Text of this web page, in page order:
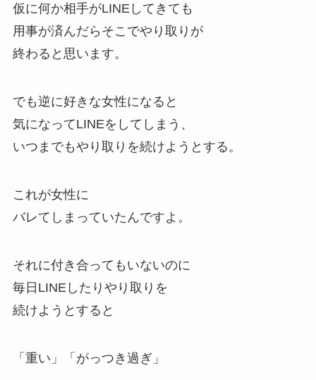
仮に何か相手がLINEしてきても
用事が済んだらそこでやり取りが
終わると思います。
でも逆に好きな女性になると
気になってLINEをしてしまう、
いつまでもやり取りを続けようとする。
これが女性に
バレてしまっていたんですよ。
それに付き合ってもいないのに
毎日LINEしたりやり取りを
続けようとすると
「重い」「がっつき過ぎ」